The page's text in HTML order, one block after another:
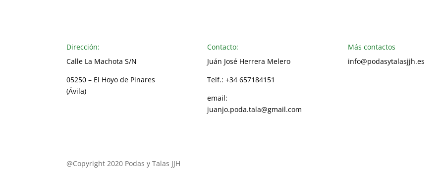
Dirección:
Calle La Machota S/N
05250 – El Hoyo de Pinares
(Ávila)
Contacto:
Juán José Herrera Melero
Telf.: +34 657184151
email:
juanjo.poda.tala@gmail.com
Más contactos
info@podasytalasjjh.es
@Copyright 2020 Podas y Talas JJH